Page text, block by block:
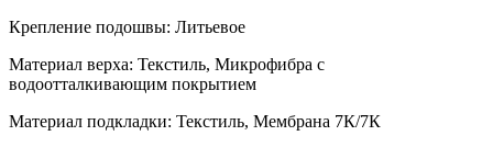
Крепление подошвы: Литьевое
Материал верха: Текстиль, Микрофибра с
водоотталкивающим покрытием
Материал подкладки: Текстиль, Мембрана 7К/7К